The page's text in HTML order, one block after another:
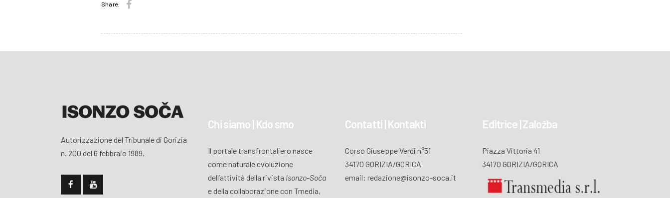
Share:
Autorizzazione del Tribunale di Gorizia
n. 200 del 6 febbraio 1989.
Chi siamo | Kdo smo
Il portale transfrontaliero nasce
come naturale evoluzione
dell’attività della rivista Isonzo-Soča
e della collaborazione con Tmedia,
Contatti | Kontakti
Corso Giuseppe Verdi n°51
34170 GORIZIA/GORICA
email: redazione@isonzo-soca.it
Editrice | Založba
Piazza Vittoria 41
34170 GORIZIA/GORICA